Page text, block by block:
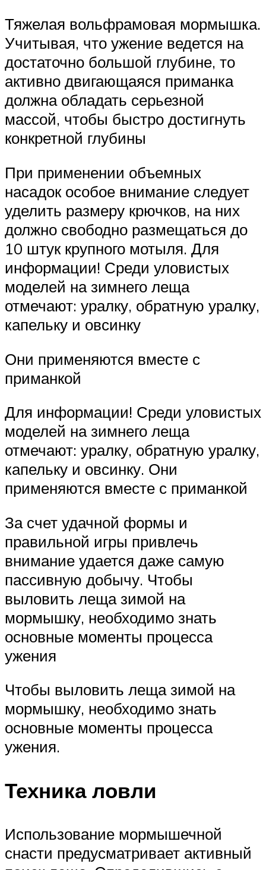
Тяжелая вольфрамовая мормышка.
Учитывая, что ужение ведется на
достаточно большой глубине, то
активно двигающаяся приманка
должна обладать серьезной
массой, чтобы быстро достигнуть
конкретной глубины
При применении объемных
насадок особое внимание следует
уделить размеру крючков, на них
должно свободно размещаться до
10 штук крупного мотыля. Для
информации! Среди уловистых
моделей на зимнего леща
отмечают: уралку, обратную уралку,
капельку и овсинку
Они применяются вместе с
приманкой
Для информации! Среди уловистых
моделей на зимнего леща
отмечают: уралку, обратную уралку,
капельку и овсинку. Они
применяются вместе с приманкой
За счет удачной формы и
правильной игры привлечь
внимание удается даже самую
пассивную добычу. Чтобы
выловить леща зимой на
мормышку, необходимо знать
основные моменты процесса
ужения
Чтобы выловить леща зимой на
мормышку, необходимо знать
основные моменты процесса
ужения.
Техника ловли
Использование мормышечной
снасти предусматривает активный